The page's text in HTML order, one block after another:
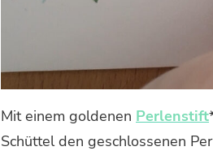
Mit einem goldenen Perlenstift
Schüttel den geschlossenen